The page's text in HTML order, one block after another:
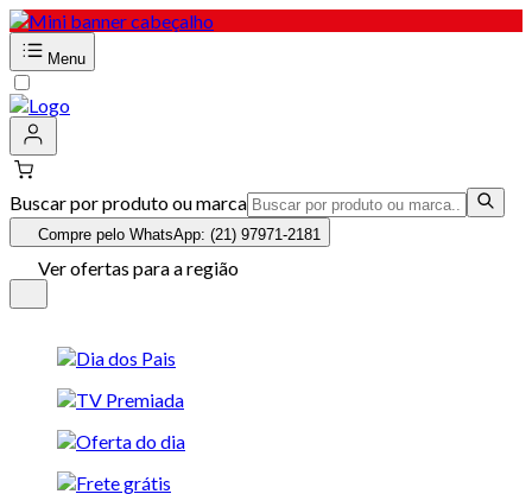
Menu
Buscar por produto ou marca
Compre pelo WhatsApp: (21) 97971-2181
Ver ofertas para a região